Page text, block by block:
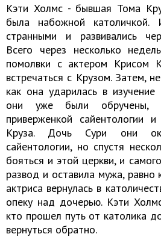
Кэти Холмс - бывшая Тома
была набожной
странными и развивались
Всего через несколько
помолвки с актером Крисом
встречаться с Крузом. Затем,
как она ударилась в изучение
они уже были обручены,
приверженкой сайентологии
Круза. Дочь Сури они
сайентологии, но спустя
бояться и этой церкви, и
развод и оставила мужа, равно
актриса вернулась в
опеку над дочерью. Кэти
кто прошел путь от католика
вернуться обратно.